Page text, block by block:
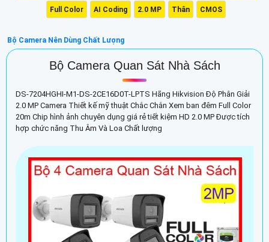
Full Color AI Coding 2.0 MP Thân CMOS
Bộ Camera Nên Dùng Chất Lượng
Bộ Camera Quan Sát Nhà Sách
DS-7204HGHI-M1-DS-2CE16D0T-LPTS Hãng Hikvision Độ Phân Giải
2.0 MP Camera Thiết kế mỹ thuật Chắc Chắn Xem ban đêm Full Color
20m Chip hình ảnh chuyên dụng giá rẻ tiết kiệm HD 2.0 MP Được tích
hợp chức năng Thu Âm Và Loa Chất lượng